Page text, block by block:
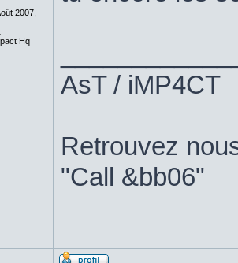
2007,
Hq
AsT / iMP4CT
Retrouvez
"Call &bb06"